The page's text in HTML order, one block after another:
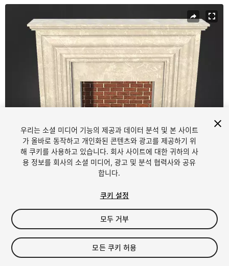
/5
$5.99
우리는 소셜 미디어 기능의 제공과 데이터 분석 및 본 사이트
가 올바로 동작하고 개인화된 콘텐츠와 광고를 제공하기 위
해 쿠키를 사용하고 있습니다. 회사 사이트에 대한 귀하의 사
용 정보를 회사의 소셜 미디어, 광고 및 분석 협력사와 공유
합니다.
쿠키 설정
모두 거부
모든 쿠키 허용